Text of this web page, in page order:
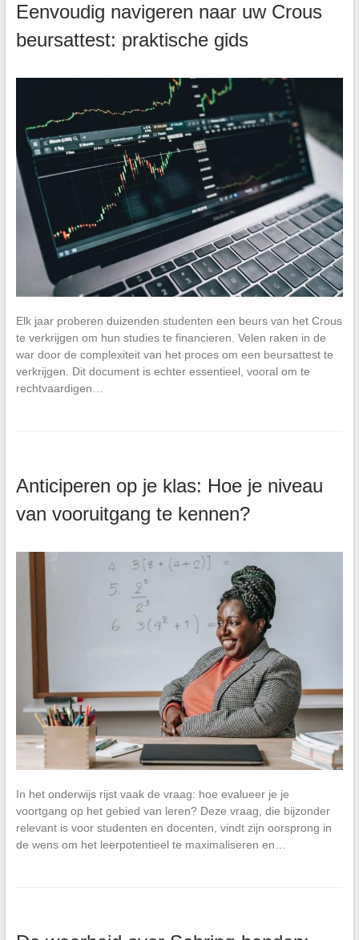
Eenvoudig navigeren naar uw Crous
beursattest: praktische gids
Elk jaar proberen duizenden studenten een beurs van het Crous
te verkrijgen om hun studies te financieren. Velen raken in de
war door de complexiteit van het proces om een beursattest te
verkrijgen. Dit document is echter essentieel, vooral om te
rechtvaardigen…
Anticiperen op je klas: Hoe je niveau
van vooruitgang te kennen?
In het onderwijs rijst vaak de vraag: hoe evalueer je je
voortgang op het gebied van leren? Deze vraag, die bijzonder
relevant is voor studenten en docenten, vindt zijn oorsprong in
de wens om het leerpotentieel te maximaliseren en…